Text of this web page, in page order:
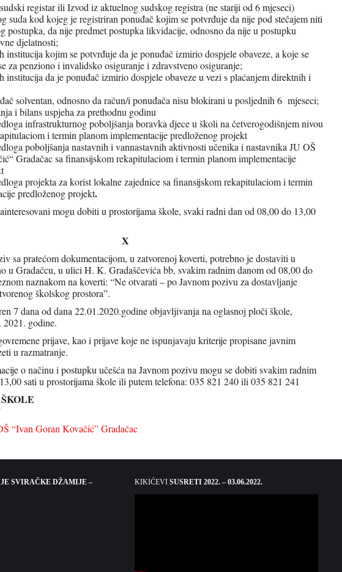
registar ili Izvod iz aktuelnog sudskog registra (ne stariji od 6 mjeseci)
suda kod kojeg je registriran ponuđač kojim se potvrđuje da nije pod stečajem niti
postupka, da nije predmet postupka likvidacije, odnosno da nije u postupku
djelatnosti;
institucija kojim se potvrđuje da je ponuđač izmirio dospjele obaveze, a koje se
za penziono i invalidsko osiguranje i zdravstveno osiguranje;
institucija da je ponuđač izmirio dospjele obaveze u vezi s plaćanjem direktnih i
solventan, odnosno da račun/i ponuđača nisu blokirani u posljednih 6 mjeseci;
i bilans uspjeha za prethodnu godinu
infrastrukturnog poboljšanja boravka djece u školi na četverogodišnjem nivou
i termin planom implementacije predloženog projekt
poboljšanja nastavnih i vannastavnih aktivnosti učenika i nastavnika JU OŠ
Gradačac sa finansijskom rekapitulaciom i termin planom implementacije
projekta za korist lokalne zajednice sa finansijskom rekapitulaciom i termin
predloženog projekt.
mogu dobiti u prostorijama škole, svaki radni dan od 08,00 do 13,00
X
sa pratećom dokumentacijom, u zatvorenoj koverti, potrebno je dostaviti u
u Gradačcu, u ulici H. K. Gradaščevića bb, svakim radnim danom od 08,00 do
naznakom na koverti: “Ne otvarati – po Javnom pozivu za dostavljanje
školskog prostora”.
7 dana od dana 22.01.2020.godine objavljivanja na oglasnoj ploči škole,
2021. godine.
prijave, kao i prijave koje ne ispunjavaju kriterije propisane javnim
u razmatranje.
o načinu i postupku učešća na Javnom pozivu mogu se dobiti svakim radnim
sati u prostorijama škole ili putem telefona: 035 821 240 ili 035 821 241
“Ivan Goran Kovačić” Gradačac
SVIRAČKE DŽAMIJE –
KIKIĆEVI SUSRETI 2022. – 03.06.2022.